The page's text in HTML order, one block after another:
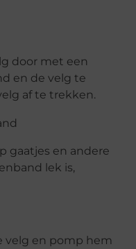
door met een
en de velg te
af te trekken.
gaatjes en andere
lek is,
velg en pomp hem